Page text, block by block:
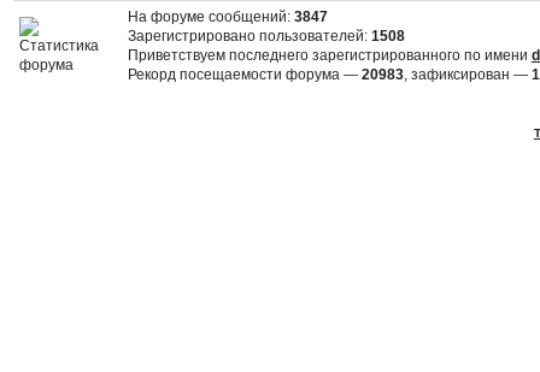
На форуме сообщений: 3847
Зарегистрировано пользователей: 1508
Приветствуем последнего зарегистрированного по имени
Рекорд посещаемости форума — 20983, зафиксирован —